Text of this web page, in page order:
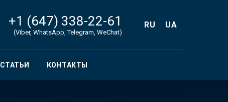
+1 (647) 338-22-61
(Viber, WhatsApp, Telegram, WeChat)
RU UA
СТАТЬИ КОНТАКТЫ